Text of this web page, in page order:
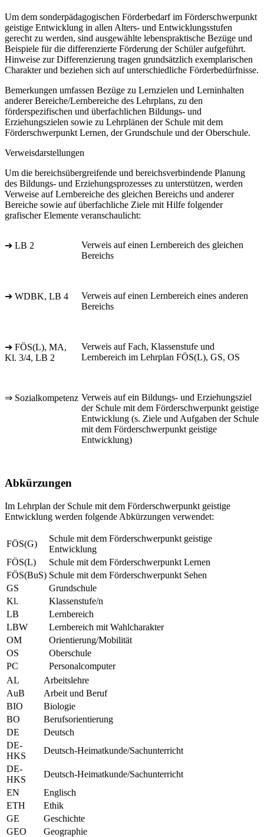
Um dem sonderpädagogischen Förderbedarf im Förderschwerpunkt
geistige Entwicklung in allen Alters- und Entwicklungsstufen
gerecht zu werden, sind ausgewählte lebenspraktische Bezüge und
Beispiele für die differenzierte Förderung der Schüler aufgeführt.
Hinweise zur Differenzierung tragen grundsätzlich exemplarischen
Charakter und beziehen sich auf unterschiedliche Förderbedürfnisse.
Bemerkungen umfassen Bezüge zu Lernzielen und Lerninhalten
anderer Bereiche/Lernbereiche des Lehrplans, zu den
förderspezifischen und überfachlichen Bildungs- und
Erziehungszielen sowie zu Lehrplänen der Schule mit dem
Förderschwerpunkt Lernen, der Grundschule und der Oberschule.
Verweisdarstellungen
Um die bereichsübergreifende und bereichsverbindende Planung
des Bildungs- und Erziehungsprozesses zu unterstützen, werden
Verweise auf Lernbereiche des gleichen Bereichs und anderer
Bereiche sowie auf überfachliche Ziele mit Hilfe folgender
grafischer Elemente veranschaulicht:
➔ LB 2
Verweis auf einen Lernbereich des gleichen
Bereichs
➔ WDBK, LB 4
Verweis auf einen Lernbereich eines anderen
Bereichs
➔ FÖS(L), MA,
Kl. 3/4, LB 2
Verweis auf Fach, Klassenstufe und
Lernbereich im Lehrplan FÖS(L), GS, OS
⇒ Sozialkompetenz Verweis auf ein Bildungs- und Erziehungsziel
der Schule mit dem Förderschwerpunkt geistige
Entwicklung (s. Ziele und Aufgaben der Schule
mit dem Förderschwerpunkt geistige
Entwicklung)
Abkürzungen
Im Lehrplan der Schule mit dem Förderschwerpunkt geistige
Entwicklung werden folgende Abkürzungen verwendet:
FÖS(G)
Schule mit dem Förderschwerpunkt geistige
Entwicklung
FÖS(L)
Schule mit dem Förderschwerpunkt Lernen
FÖS(BuS) Schule mit dem Förderschwerpunkt Sehen
GS
Grundschule
Kl.
Klassenstufe/n
LB
Lernbereich
LBW
Lernbereich mit Wahlcharakter
OM
Orientierung/Mobilität
OS
Oberschule
PC
Personalcomputer
AL
Arbeitslehre
AuB
Arbeit und Beruf
BIO
Biologie
BO
Berufsorientierung
DE
Deutsch
DE-
HKS
Deutsch-Heimatkunde/Sachunterricht
DE-
HKS
Deutsch-Heimatkunde/Sachunterricht
EN
Englisch
ETH
Ethik
GE
Geschichte
GEO
Geographie